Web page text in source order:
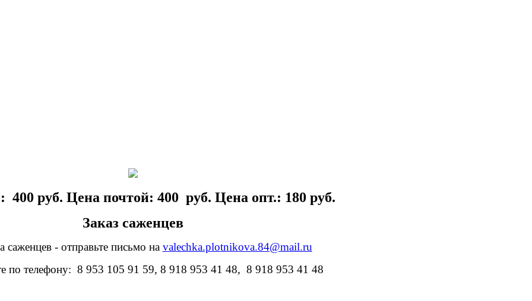
400 руб. Цена почтой: 400 руб. Цена опт.: 180 руб.
Заказ саженцев
саженцев - отправьте письмо на valechka.plotnikova.84@mail.ru
по телефону: 8 953 105 91 59, 8 918 953 41 48, 8 918 953 41 48